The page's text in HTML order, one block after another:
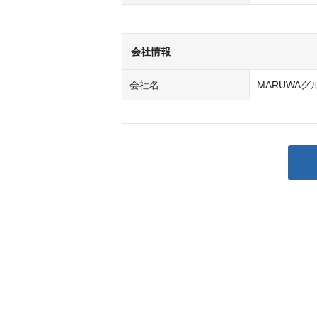
会社情報
会社名 MARUWAグ